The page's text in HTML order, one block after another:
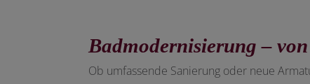
Badmodernisierung –
Ob umfassende Sanierung oder neue